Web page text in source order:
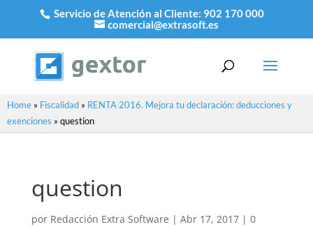
Servicio de Atención al Cliente: 902 170 000
comercial@extrasoft.es
Home » Fiscalidad » RENTA 2016. Mejora tu declaración: deducciones y
exenciones » question
question
por Redacción Extra Software | Abr 17, 2017| 0